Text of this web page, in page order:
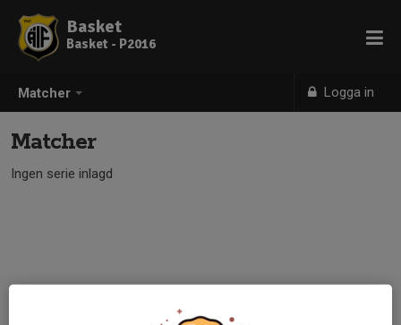
Matcher Logga in
Basket
Basket - P2016
Matcher
Ingen serie inlagd